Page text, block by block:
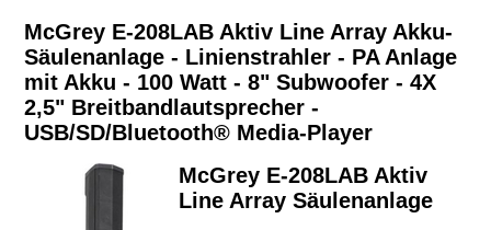
McGrey E-208LAB Aktiv Line Array Akku-
Säulenanlage - Linienstrahler - PA Anlage
mit Akku - 100 Watt - 8" Subwoofer - 4X
2,5" Breitbandlautsprecher -
USB/SD/Bluetooth® Media-Player
McGrey E-208LAB Aktiv
Line Array Säulenanlage